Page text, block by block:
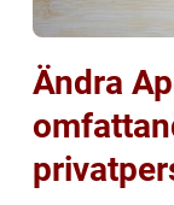
Ändra